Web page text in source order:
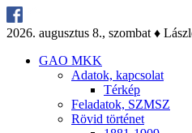
2026. au­gusz­tus 8., szom­bat ♦
GAO MKK
Ada­tok, kap­cso­lat
Tér­kép
Fel­ada­tok, SZMSZ
Rö­vid tör­té­net